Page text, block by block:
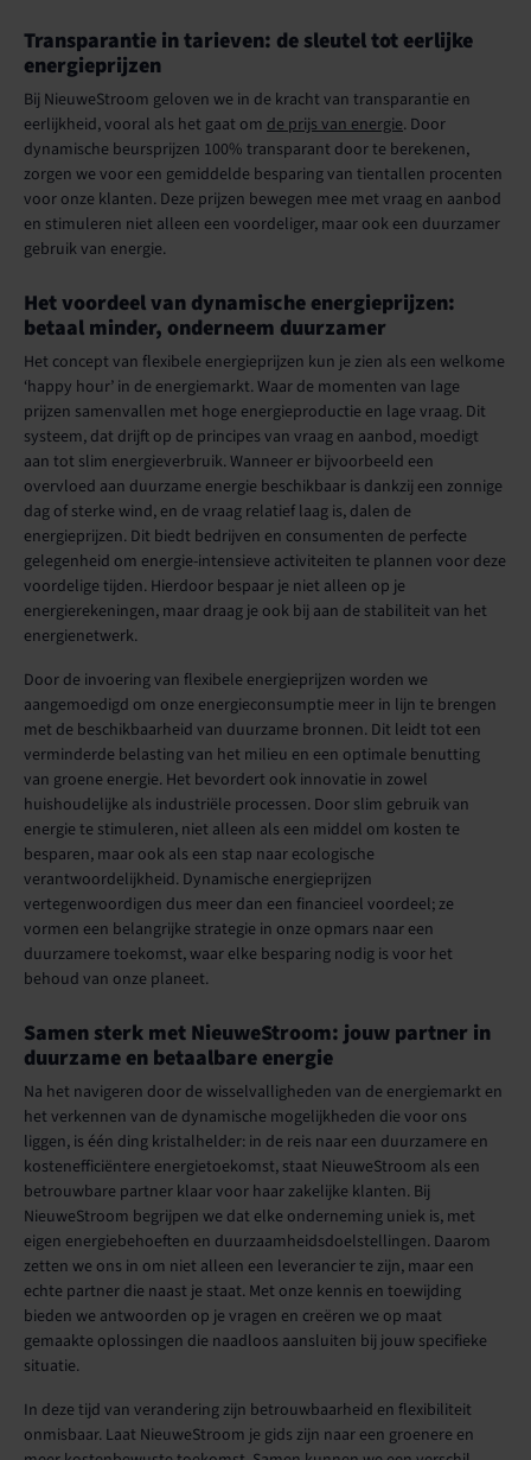
Transparantie in tarieven: de sleutel tot eerlijke
energieprijzen
Bij NieuweStroom geloven we in de kracht van transparantie en
eerlijkheid, vooral als het gaat om de prijs van energie. Door
dynamische beursprijzen 100% transparant door te berekenen,
zorgen we voor een gemiddelde besparing van tientallen procenten
voor onze klanten. Deze prijzen bewegen mee met vraag en aanbod
en stimuleren niet alleen een voordeliger, maar ook een duurzamer
gebruik van energie.
Het voordeel van dynamische energieprijzen:
betaal minder, onderneem duurzamer
Het concept van flexibele energieprijzen kun je zien als een welkome
‘happy hour’ in de energiemarkt. Waar de momenten van lage
prijzen samenvallen met hoge energieproductie en lage vraag. Dit
systeem, dat drijft op de principes van vraag en aanbod, moedigt
aan tot slim energieverbruik. Wanneer er bijvoorbeeld een
overvloed aan duurzame energie beschikbaar is dankzij een zonnige
dag of sterke wind, en de vraag relatief laag is, dalen de
energieprijzen. Dit biedt bedrijven en consumenten de perfecte
gelegenheid om energie-intensieve activiteiten te plannen voor deze
voordelige tijden. Hierdoor bespaar je niet alleen op je
energierekeningen, maar draag je ook bij aan de stabiliteit van het
energienetwerk.
Door de invoering van flexibele energieprijzen worden we
aangemoedigd om onze energieconsumptie meer in lijn te brengen
met de beschikbaarheid van duurzame bronnen. Dit leidt tot een
verminderde belasting van het milieu en een optimale benutting
van groene energie. Het bevordert ook innovatie in zowel
huishoudelijke als industriële processen. Door slim gebruik van
energie te stimuleren, niet alleen als een middel om kosten te
besparen, maar ook als een stap naar ecologische
verantwoordelijkheid. Dynamische energieprijzen
vertegenwoordigen dus meer dan een financieel voordeel; ze
vormen een belangrijke strategie in onze opmars naar een
duurzamere toekomst, waar elke besparing nodig is voor het
behoud van onze planeet.
Samen sterk met NieuweStroom: jouw partner in
duurzame en betaalbare energie
Na het navigeren door de wisselvalligheden van de energiemarkt en
het verkennen van de dynamische mogelijkheden die voor ons
liggen, is één ding kristalhelder: in de reis naar een duurzamere en
kostenefficiëntere energietoekomst, staat NieuweStroom als een
betrouwbare partner klaar voor haar zakelijke klanten. Bij
NieuweStroom begrijpen we dat elke onderneming uniek is, met
eigen energiebehoeften en duurzaamheidsdoelstellingen. Daarom
zetten we ons in om niet alleen een leverancier te zijn, maar een
echte partner die naast je staat. Met onze kennis en toewijding
bieden we antwoorden op je vragen en creëren we op maat
gemaakte oplossingen die naadloos aansluiten bij jouw specifieke
situatie.
In deze tijd van verandering zijn betrouwbaarheid en flexibiliteit
onmisbaar. Laat NieuweStroom je gids zijn naar een groenere en